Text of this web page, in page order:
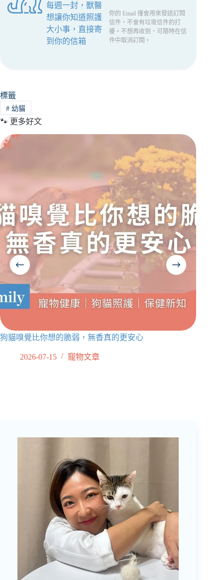
每週一封，獸醫
想讓你知道照護
大小事，直接寄
到你的信箱
你的 Email 僅會用來發送訂閱
信件，不會有垃圾信件的打
擾。不想再收到，可隨時在信
件中取消訂閱。
標籤
#幼貓
🐾 更多好文
狗貓嗅覺比你想的脆弱，無香真的更安心
2026-07-15 寵物文章